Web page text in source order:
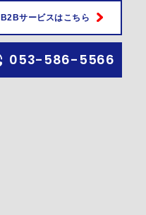
B2Bサービスはこちら
053-586-5566